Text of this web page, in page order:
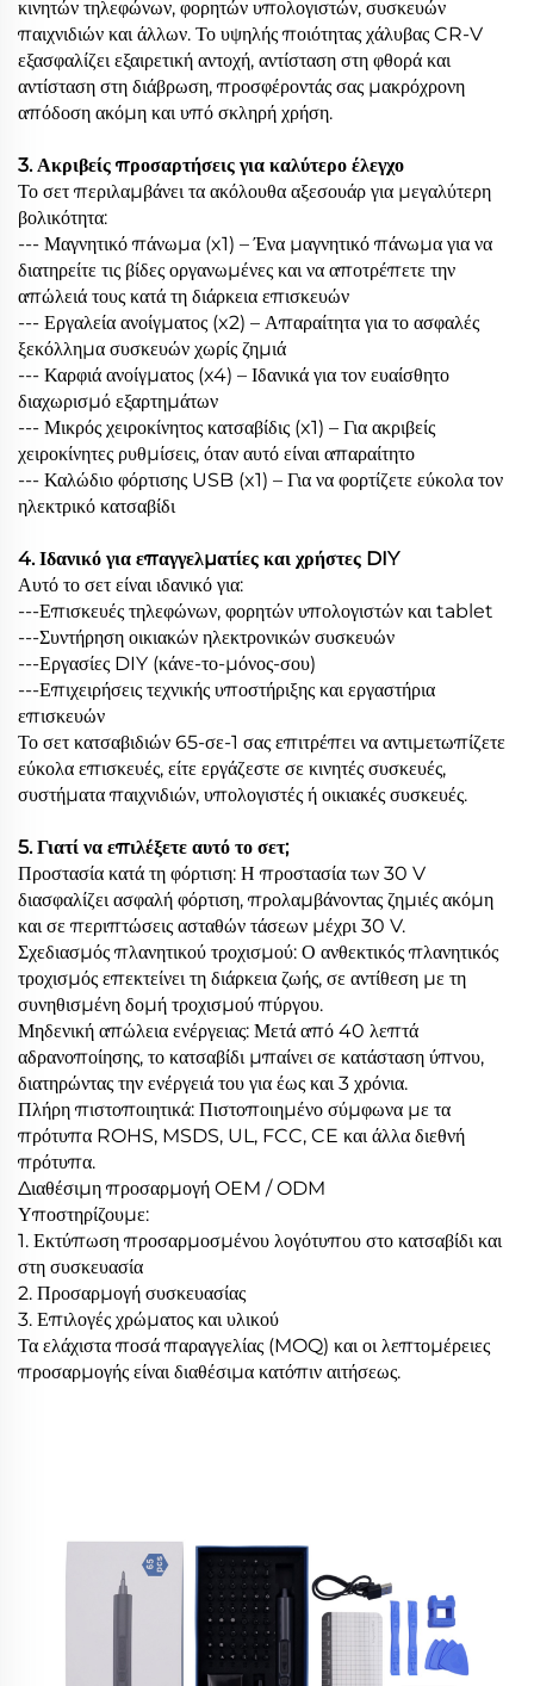
κινητών τηλεφώνων, φορητών υπολογιστών, συσκευών
παιχνιδιών και άλλων. Το υψηλής ποιότητας χάλυβας CR-V
εξασφαλίζει εξαιρετική αντοχή, αντίσταση στη φθορά και
αντίσταση στη διάβρωση, προσφέροντάς σας μακρόχρονη
απόδοση ακόμη και υπό σκληρή χρήση.
3. Ακριβείς προσαρτήσεις για καλύτερο έλεγχο
Το σετ περιλαμβάνει τα ακόλουθα αξεσουάρ για μεγαλύτερη
βολικότητα:
--- Μαγνητικό πάνωμα (x1) – Ένα μαγνητικό πάνωμα για να
διατηρείτε τις βίδες οργανωμένες και να αποτρέπετε την
απώλειά τους κατά τη διάρκεια επισκευών
--- Εργαλεία ανοίγματος (x2) – Απαραίτητα για το ασφαλές
ξεκόλλημα συσκευών χωρίς ζημιά
--- Καρφιά ανοίγματος (x4) – Ιδανικά για τον ευαίσθητο
διαχωρισμό εξαρτημάτων
--- Μικρός χειροκίνητος κατσαβίδις (x1) – Για ακριβείς
χειροκίνητες ρυθμίσεις, όταν αυτό είναι απαραίτητο
--- Καλώδιο φόρτισης USB (x1) – Για να φορτίζετε εύκολα τον
ηλεκτρικό κατσαβίδι
4. Ιδανικό για επαγγελματίες και χρήστες DIY
Αυτό το σετ είναι ιδανικό για:
---Επισκευές τηλεφώνων, φορητών υπολογιστών και tablet
---Συντήρηση οικιακών ηλεκτρονικών συσκευών
---Εργασίες DIY (κάνε-το-μόνος-σου)
---Επιχειρήσεις τεχνικής υποστήριξης και εργαστήρια
επισκευών
Το σετ κατσαβιδιών 65-σε-1 σας επιτρέπει να αντιμετωπίζετε
εύκολα επισκευές, είτε εργάζεστε σε κινητές συσκευές,
συστήματα παιχνιδιών, υπολογιστές ή οικιακές συσκευές.
5. Γιατί να επιλέξετε αυτό το σετ;
Προστασία κατά τη φόρτιση: Η προστασία των 30 V
διασφαλίζει ασφαλή φόρτιση, προλαμβάνοντας ζημιές ακόμη
και σε περιπτώσεις ασταθών τάσεων μέχρι 30 V.
Σχεδιασμός πλανητικού τροχισμού: Ο ανθεκτικός πλανητικός
τροχισμός επεκτείνει τη διάρκεια ζωής, σε αντίθεση με τη
συνηθισμένη δομή τροχισμού πύργου.
Μηδενική απώλεια ενέργειας: Μετά από 40 λεπτά
αδρανοποίησης, το κατσαβίδι μπαίνει σε κατάσταση ύπνου,
διατηρώντας την ενέργειά του για έως και 3 χρόνια.
Πλήρη πιστοποιητικά: Πιστοποιημένο σύμφωνα με τα
πρότυπα ROHS, MSDS, UL, FCC, CE και άλλα διεθνή
πρότυπα.
Διαθέσιμη προσαρμογή OEM / ODM
Υποστηρίζουμε:
1. Εκτύπωση προσαρμοσμένου λογότυπου στο κατσαβίδι και
στη συσκευασία
2. Προσαρμογή συσκευασίας
3. Επιλογές χρώματος και υλικού
Τα ελάχιστα ποσά παραγγελίας (MOQ) και οι λεπτομέρειες
προσαρμογής είναι διαθέσιμα κατόπιν αιτήσεως.